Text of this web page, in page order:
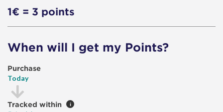
1€ = 3 points
When will I get my Points?
Purchase
Today
Tracked within i